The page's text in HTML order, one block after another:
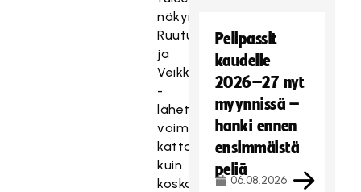
näkymään
Ruutu
ja
VeikkausTV
-
lähetysten
voimin
kattavammin
kuin
koskaan.
Pelipassit
kaudelle
2026–27 nyt
myynnissä –
hanki ennen
ensimmäistä
peliä
06.08.2026